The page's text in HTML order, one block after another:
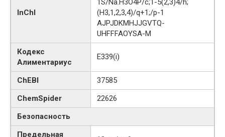
InChI
1S/Na.H3O4P/c;1-5(2,3)4/h;
(H3,1,2,3,4)/q+1;/p-1
AJPJDKMHJJGVTQ-
UHFFFAOYSA-M
Кодекс
Алиментариус
E339(i)
ChEBI
37585
ChemSpider
22626
Безопасность
Предельная